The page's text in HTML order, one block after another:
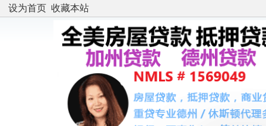
设为首页 收藏本站